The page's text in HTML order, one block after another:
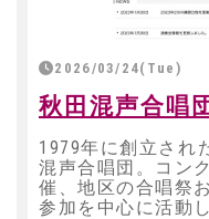
2026/03/24(Tue)
秋田混声合唱
1979年に創立され
混声合唱団。コン
催、地区の合唱祭
参加を中心に活動